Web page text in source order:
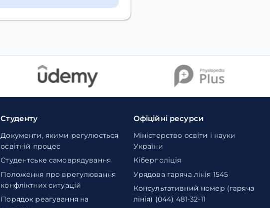
Студенту
Документи, якими регулюється
освітній процес
Студентське самоврядування
Положення про врегулювання
конфліктних ситуацій
Порядок реагування на
Офіційні ресурси
Міністерство освіти і науки
України
Кіберполіція
Урядова гаряча лінія 1545
Консультативний номер (гаряча
лінія) (044) 481-32-11